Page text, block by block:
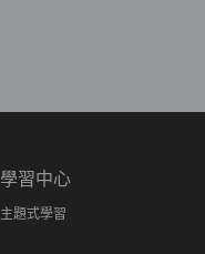
學習中心
主題式學習